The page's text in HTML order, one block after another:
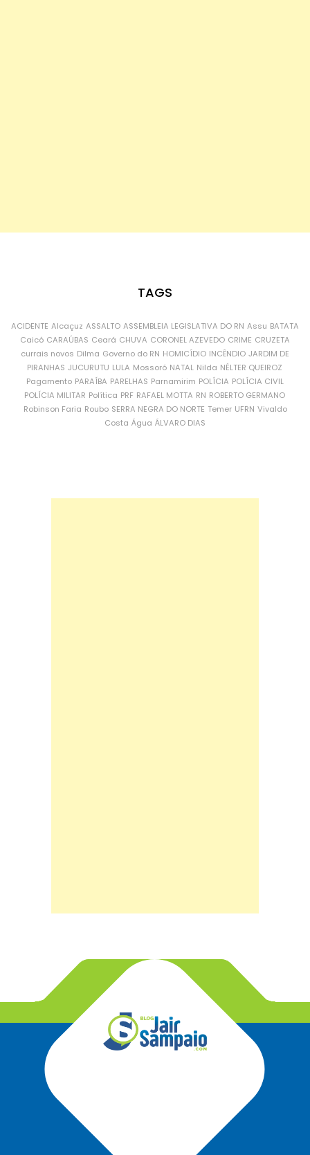
TAGS
ACIDENTE Alcaçuz ASSALTO ASSEMBLEIA LEGISLATIVA DO RN Assu BATATA
Caicó CARAÚBAS Ceará CHUVA CORONEL AZEVEDO CRIME CRUZETA
currais novos Dilma Governo do RN HOMICÍDIO INCÊNDIO JARDIM DE
PIRANHAS JUCURUTU LULA Mossoró NATAL Nilda NÉLTER QUEIROZ
Pagamento PARAÍBA PARELHAS Parnamirim POLÍCIA POLÍCIA CIVIL
POLÍCIA MILITAR Política PRF RAFAEL MOTTA RN ROBERTO GERMANO
Robinson Faria Roubo SERRA NEGRA DO NORTE Temer UFRN Vivaldo
Costa Água ÁLVARO DIAS